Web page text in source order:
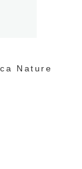
Nature
: